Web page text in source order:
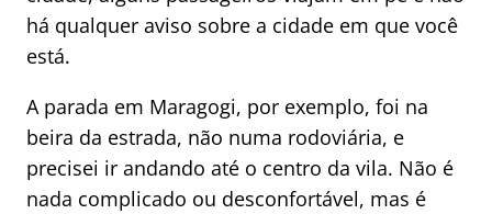
há qualquer aviso sobre a cidade em que você
está.
A parada em Maragogi, por exemplo, foi na
beira da estrada, não numa rodoviária, e
precisei ir andando até o centro da vila. Não é
nada complicado ou desconfortável, mas é